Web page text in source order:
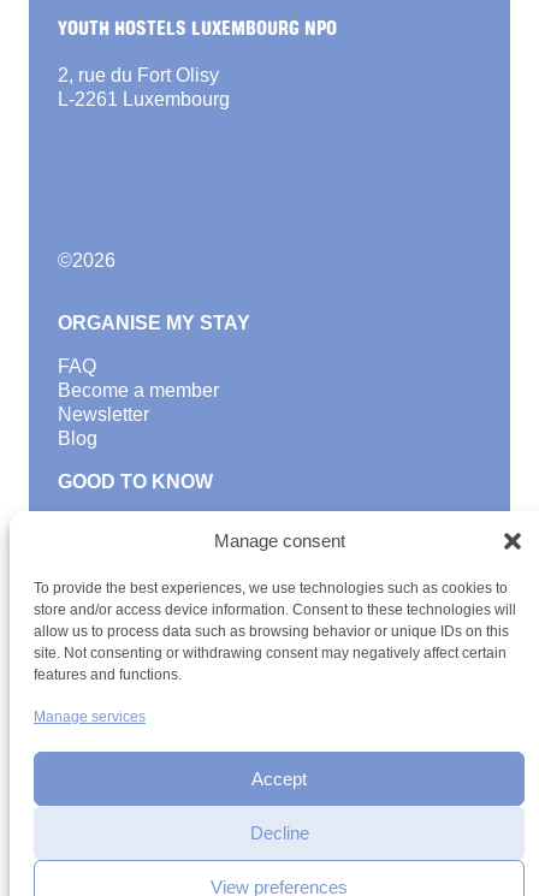
Manage consent
To provide the best experiences, we use technologies such as cookies to
store and/or access device information. Consent to these technologies will
allow us to process data such as browsing behavior or unique IDs on this
site. Not consenting or withdrawing consent may negatively affect certain
features and functions.
Manage services
Accept
Decline
View preferences
YOUTH HOSTELS LUXEMBOURG NPO
2, rue du Fort Olisy
L-2261 Luxembourg
©2026
ORGANISE MY STAY
FAQ
Become a member
Newsletter
Blog
GOOD TO KNOW
Teambuilding
Youth Hostels Luxembourg NPO
is a member of
Cookie managementAccessibility